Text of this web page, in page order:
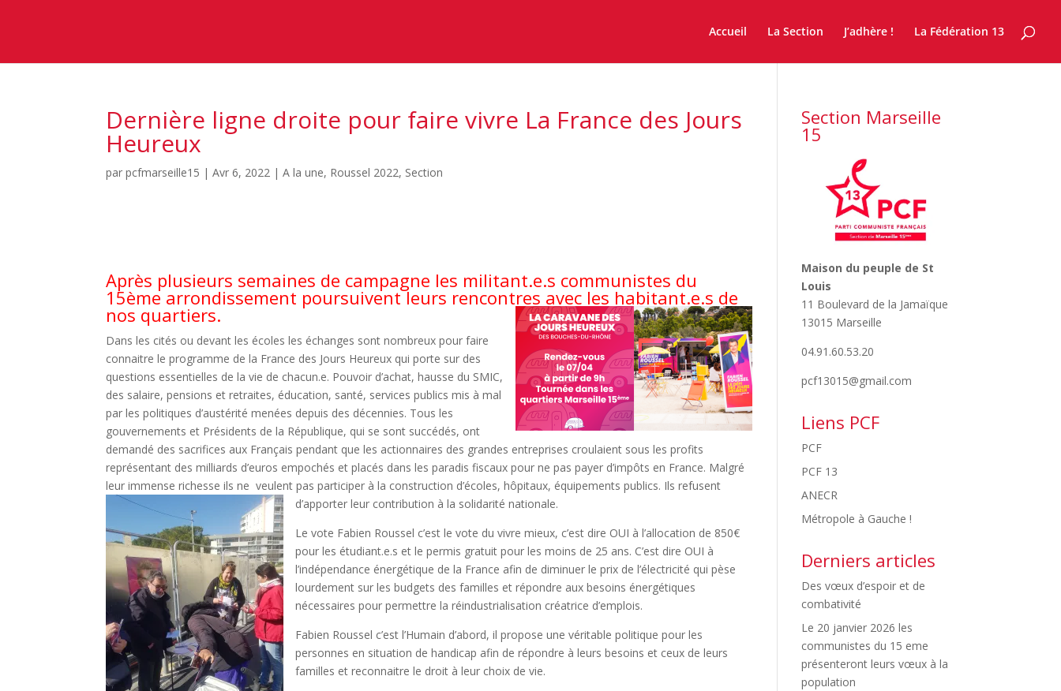
Accueil La Section J’adhère ! La Fédération 13
Dernière ligne droite pour faire vivre La France des Jours
Heureux
parpcfmarseille15 |Avr 6, 2022 |A la une, Roussel 2022, Section
Après plusieurs semaines de campagne les militant.e.s communistes du
15ème arrondissement poursuivent leurs rencontres avec les habitant.e.s de
nos quartiers.
Dans les cités ou devant les écoles les échanges sont nombreux pour faire
connaitre le programme de la France des Jours Heureux qui porte sur des
questions essentielles de la vie de chacun.e. Pouvoir d’achat, hausse du SMIC,
des salaire, pensions et retraites, éducation, santé, services publics mis à mal
par les politiques d’austérité menées depuis des décennies. Tous les
gouvernements et Présidents de la République, qui se sont succédés, ont
demandé des sacrifices aux Français pendant que les actionnaires des grandes entreprises croulaient sous les profits
représentant des milliards d’euros empochés et placés dans les paradis fiscaux pour ne pas payer d’impôts en France. Malgré
leur immense richesse ils ne veulent pas participer à la construction d’écoles, hôpitaux, équipements publics. Ils refusent
d’apporter leur contribution à la solidarité nationale.
Le vote Fabien Roussel c’est le vote du vivre mieux, c’est dire OUI à l’allocation de 850€
pour les étudiant.e.s et le permis gratuit pour les moins de 25 ans. C’est dire OUI à
l’indépendance énergétique de la France afin de diminuer le prix de l’électricité qui pèse
lourdement sur les budgets des familles et répondre aux besoins énergétiques
nécessaires pour permettre la réindustrialisation créatrice d’emplois.
Fabien Roussel c’est l’Humain d’abord, il propose une véritable politique pour les
personnes en situation de handicap afin de répondre à leurs besoins et ceux de leurs
familles et reconnaitre le droit à leur choix de vie.
Section Marseille
15
Maison du peuple de St
Louis
11 Boulevard de la Jamaïque
13015 Marseille
04.91.60.53.20
pcf13015@gmail.com
Liens PCF
PCF
PCF 13
ANECR
Métropole à Gauche !
Derniers articles
Des vœux d’espoir et de
combativité
Le 20 janvier 2026 les
communistes du 15 eme
présenteront leurs vœux à la
population